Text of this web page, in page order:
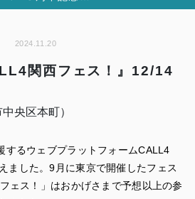
2024.11.20
関西フェス！』12/14
央区本町）
するウェブプラットフォームCALL4
ました。9月に東京で開催したフェス
ェス！」はおかげさまで予想以上の参